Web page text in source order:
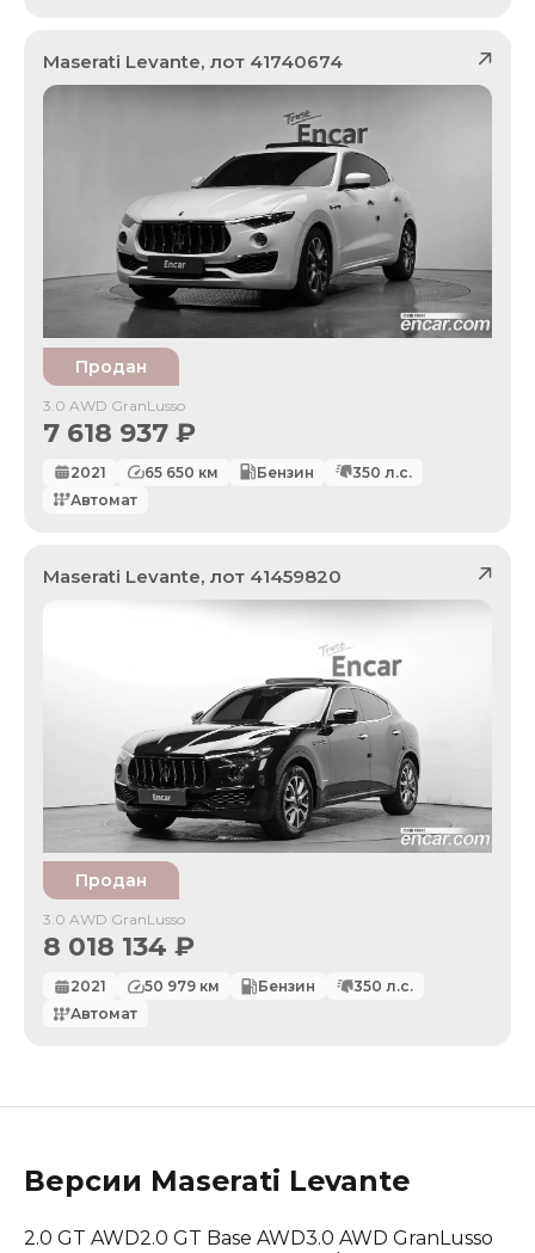
Maserati Levante, лот 41740674
Продан
3.0 AWD GranLusso
7 618 937 ₽
2021 65 650 км Бензин 350 л.с.
Автомат
Maserati Levante, лот 41459820
Продан
3.0 AWD GranLusso
8 018 134 ₽
2021 50 979 км Бензин 350 л.с.
Автомат
Версии Maserati Levante
2.0 GT AWD2.0 GT Base AWD3.0 AWD GranLusso